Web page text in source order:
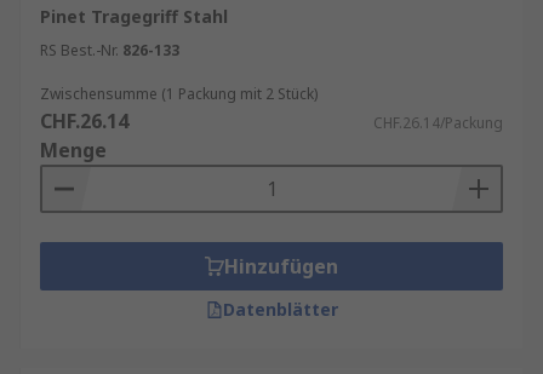
Pinet Tragegriff Stahl
RS Best.-Nr. 826-133
Zwischensumme (1 Packung mit 2 Stück)
CHF.26.14 CHF.26.14/Packung
Menge
Hinzufügen
Datenblätter